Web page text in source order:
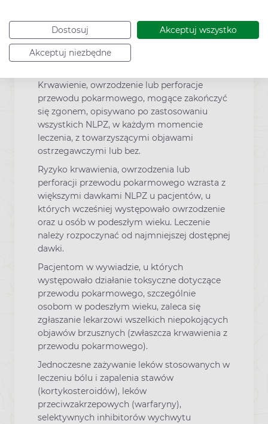
Dostosuj Akceptuj wszystko
Akceptuj niezbędne
choroby układu oddechowego lub polipy
nosa.
Krwawienie, owrzodzenie lub perforacje
przewodu pokarmowego, mogące zakończyć
się zgonem, opisywano po zastosowaniu
wszystkich NLPZ, w każdym momencie
leczenia, z towarzyszącymi objawami
ostrzegawczymi lub bez.
Ryzyko krwawienia, owrzodzenia lub
perforacji przewodu pokarmowego wzrasta z
większymi dawkami NLPZ u pacjentów, u
których wcześniej występowało owrzodzenie
oraz u osób w podeszłym wieku. Leczenie
należy rozpoczynać od najmniejszej dostępnej
dawki.
Pacjentom w wywiadzie, u których
występowało działanie toksyczne dotyczące
przewodu pokarmowego, szczególnie
osobom w podeszłym wieku, zaleca się
zgłaszanie lekarzowi wszelkich niepokojących
objawów brzusznych (zwłaszcza krwawienia z
przewodu pokarmowego).
Jednoczesne zażywanie leków stosowanych w
leczeniu bólu i zapalenia stawów
(kortykosteroidów), leków
przeciwzakrzepowych (warfaryny),
selektywnych inhibitorów wychwytu